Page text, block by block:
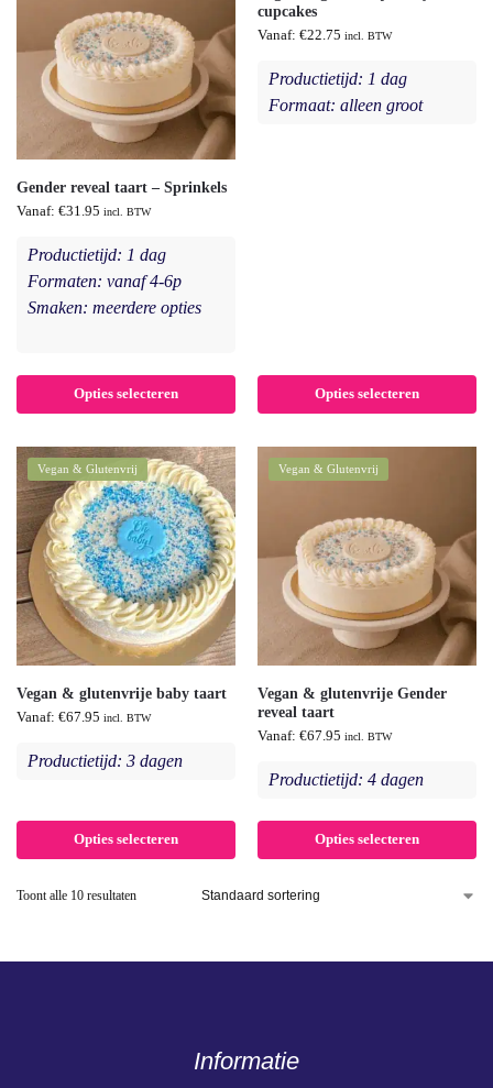
Gender reveal taart – Sprinkels
Vanaf: €31.95 incl. BTW
Productietijd: 1 dag
Formaten: vanaf 4-6p
Smaken: meerdere opties
Opties selecteren
cupcakes
Vanaf: €22.75 incl. BTW
Productietijd: 1 dag
Formaat: alleen groot
Opties selecteren
Vegan & Glutenvrij
Vegan & glutenvrije baby taart
Vanaf: €67.95 incl. BTW
Productietijd: 3 dagen
Opties selecteren
Vegan & Glutenvrij
Vegan & glutenvrije Gender
reveal taart
Vanaf: €67.95 incl. BTW
Productietijd: 4 dagen
Opties selecteren
Toont alle 10 resultaten
Informatie